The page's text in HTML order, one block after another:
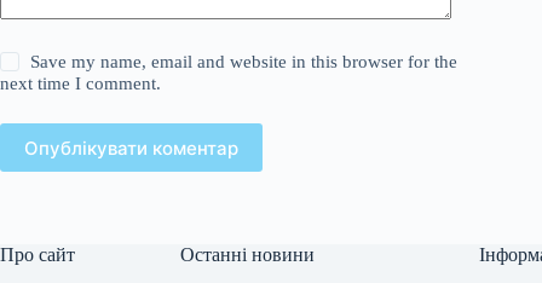
Save my name, email and website in this browser for the
next time I comment.
Опублікувати коментар
Про сайт Останні новини